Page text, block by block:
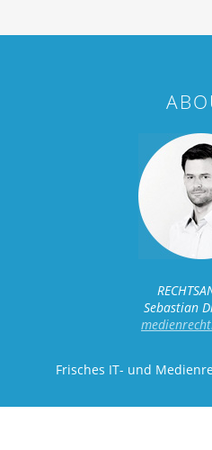
Sebastian
Frisches IT- und